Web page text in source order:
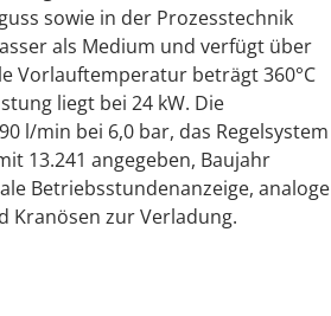
sowie in der Prozesstechnik
als Medium und verfügt über
Vorlauftemperatur beträgt 360°C
liegt bei 24 kW. Die
l/min bei 6,0 bar, das Regelsystem
13.241 angegeben, Baujahr
Betriebsstundenanzeige, analoge
Kranösen zur Verladung.